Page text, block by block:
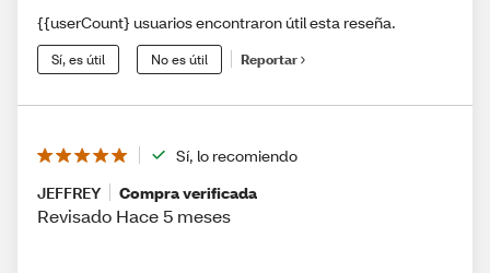
{{userCount} usuarios encontraron útil esta reseña.
Sí, es útil No es útil Reportar
Sí, lo recomiendo
JEFFREY
Compra verificada
Revisado Hace 5 meses